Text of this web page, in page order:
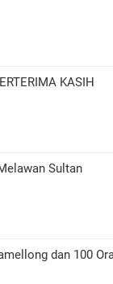
KASIH
Sultan
dan 100